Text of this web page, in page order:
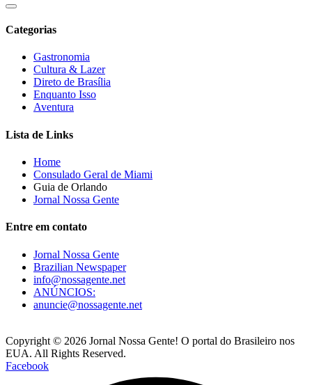
Categorias
Gastronomia
Cultura & Lazer
Direto de Brasília
Enquanto Isso
Aventura
Lista de Links
Home
Consulado Geral de Miami
Guia de Orlando
Jornal Nossa Gente
Entre em contato
Jornal Nossa Gente
Brazilian Newspaper
info@nossagente.net
ANÚNCIOS:
anuncie@nossagente.net
Copyright © 2026 Jornal Nossa Gente! O portal do Brasileiro nos
EUA. All Rights Reserved.
Facebook